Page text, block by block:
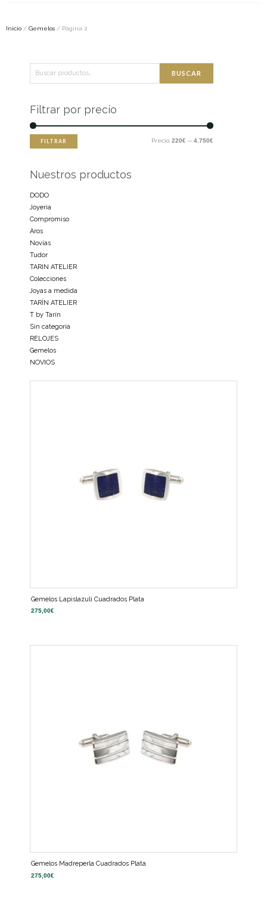
Inicio / Gemelos / Página 2
por:
BUSCAR
Filtrar por precio
FILTRAR Precio: 220€ — 4.750€
Nuestros productos
DODO
Joyeria
Compromiso
Aros
Novias
Tudor
TARIN ATELIER
Colecciones
Joyas a medida
TARÍN ATELIER
T by Tarín
Sin categoría
RELOJES
Gemelos
NOVIOS
Gemelos Lapislazuli Cuadrados Plata
275,00€
Gemelos Madreperla Cuadrados Plata
275,00€